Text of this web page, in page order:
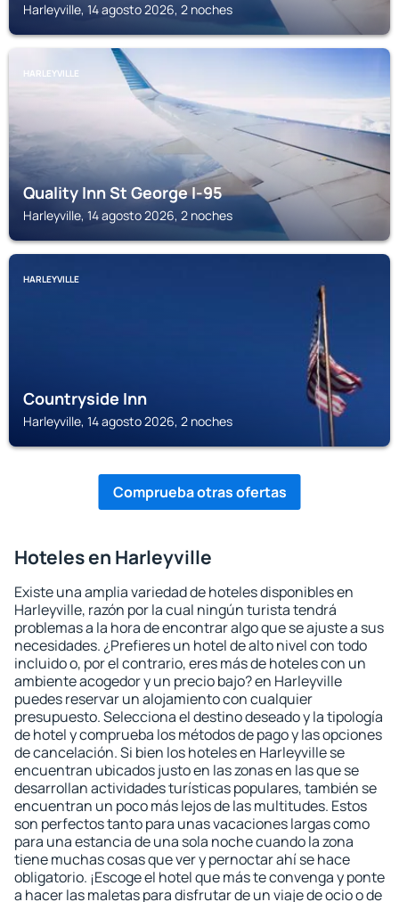
Harleyville, 14 agosto 2026, 2 noches
HARLEYVILLE
Quality Inn St George I-95
Harleyville, 14 agosto 2026, 2 noches
HARLEYVILLE
Countryside Inn
Harleyville, 14 agosto 2026, 2 noches
Comprueba otras ofertas
Hoteles en Harleyville
Existe una amplia variedad de hoteles disponibles en
Harleyville, razón por la cual ningún turista tendrá
problemas a la hora de encontrar algo que se ajuste a sus
necesidades. ¿Prefieres un hotel de alto nivel con todo
incluido o, por el contrario, eres más de hoteles con un
ambiente acogedor y un precio bajo? en Harleyville
puedes reservar un alojamiento con cualquier
presupuesto. Selecciona el destino deseado y la tipología
de hotel y comprueba los métodos de pago y las opciones
de cancelación. Si bien los hoteles en Harleyville se
encuentran ubicados justo en las zonas en las que se
desarrollan actividades turísticas populares, también se
encuentran un poco más lejos de las multitudes. Estos
son perfectos tanto para unas vacaciones largas como
para una estancia de una sola noche cuando la zona
tiene muchas cosas que ver y pernoctar ahí se hace
obligatorio. ¡Escoge el hotel que más te convenga y ponte
a hacer las maletas para disfrutar de un viaje de ocio o de